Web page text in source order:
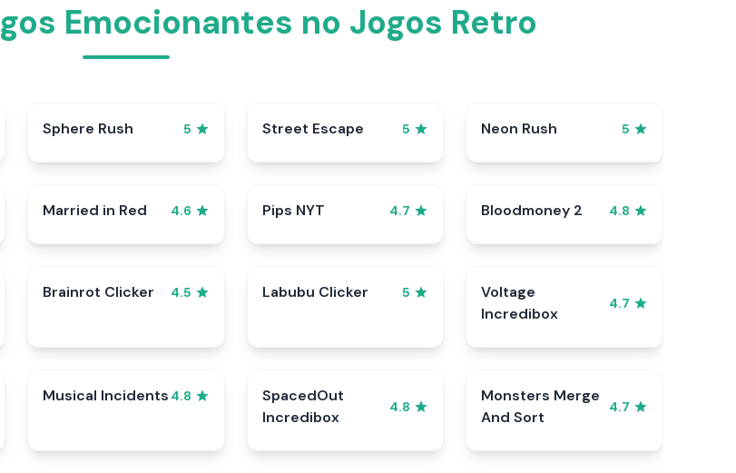
Emocionantes no Jogos Retro
Sphere Rush 5 Street Escape 5 Neon Rush 5
Married in Red 4.6 Pips NYT 4.7 Bloodmoney 2 4.8
Brainrot Clicker 4.5 Labubu Clicker 5
Voltage
Incredibox
4.7
Musical Incidents 4.8
SpacedOut
Incredibox
4.8
Monsters Merge
And Sort
4.7